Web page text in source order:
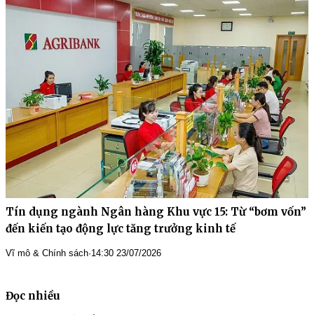
Tín dụng ngành Ngân hàng Khu vực 15: Từ “bơm vốn”
đến kiến tạo động lực tăng trưởng kinh tế
Vĩ mô & Chính sách·14:30 23/07/2026
Đọc nhiều